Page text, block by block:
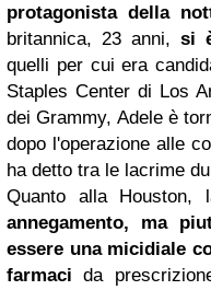
protagonista della
britannica, 23 anni, si
quelli per cui era
Staples Center di Los
dei Grammy, Adele è
dopo l'operazione alle
ha detto tra le lacrime
Quanto alla Houston,
annegamento, ma
essere una micidiale
farmaci da